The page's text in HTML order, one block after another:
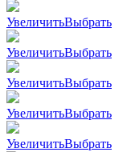
УвеличитьВыбрать
УвеличитьВыбрать
УвеличитьВыбрать
УвеличитьВыбрать
УвеличитьВыбрать